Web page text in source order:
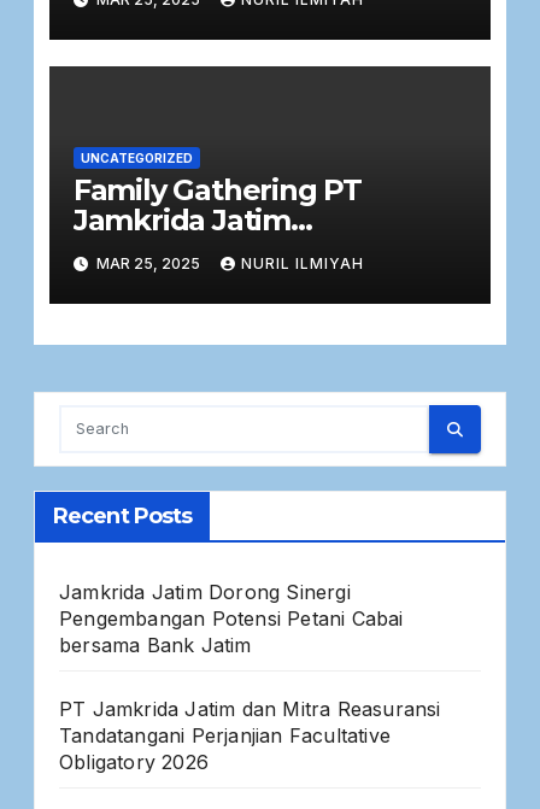
UNCATEGORIZED
Family Gathering PT
Jamkrida Jatim
(Perseroda), Momentum
Silaturahmi Perusahaan
dengan Keluarga Besar
Pegawai
MAR 25, 2025 NURIL ILMIYAH
Recent Posts
Jamkrida Jatim Dorong Sinergi
Pengembangan Potensi Petani Cabai
bersama Bank Jatim
PT Jamkrida Jatim dan Mitra Reasuransi
Tandatangani Perjanjian Facultative
Obligatory 2026